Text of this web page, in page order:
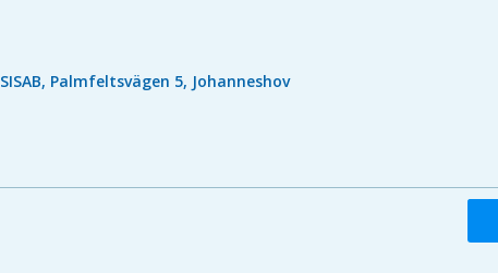
SISAB, Palmfeltsvägen 5, Johanneshov